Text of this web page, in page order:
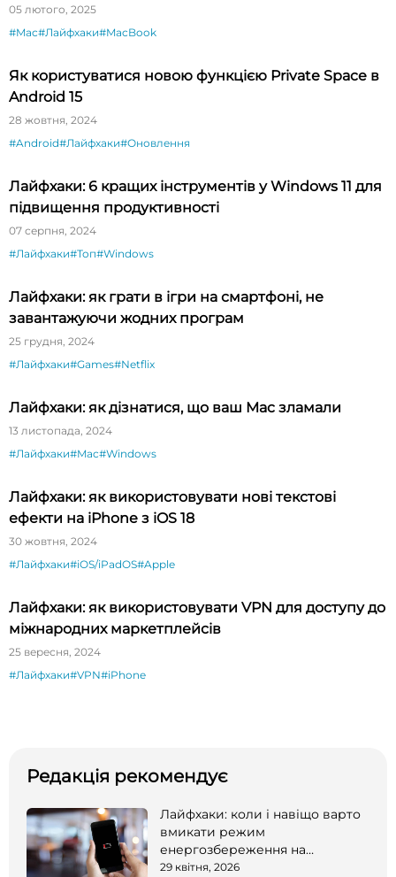
05 лютого, 2025
#Mac#Лайфхаки#MacBook
Як користуватися новою функцією Private Space в
Android 15
28 жовтня, 2024
#Android#Лайфхаки#Оновлення
Лайфхаки: 6 кращих інструментів у Windows 11 для
підвищення продуктивності
07 серпня, 2024
#Лайфхаки#Топ#Windows
Лайфхаки: як грати в ігри на смартфоні, не
завантажуючи жодних програм
25 грудня, 2024
#Лайфхаки#Games#Netflix
Лайфхаки: як дізнатися, що ваш Mac зламали
13 листопада, 2024
#Лайфхаки#Mac#Windows
Лайфхаки: як використовувати нові текстові
ефекти на iPhone з iOS 18
30 жовтня, 2024
#Лайфхаки#iOS/iPadOS#Apple
Лайфхаки: як використовувати VPN для доступу до
міжнародних маркетплейсів
25 вересня, 2024
#Лайфхаки#VPN#iPhone
Редакція рекомендує
Лайфхаки: коли і навіщо варто
вмикати режим
енергозбереження на
смартфоні
29 квітня, 2026